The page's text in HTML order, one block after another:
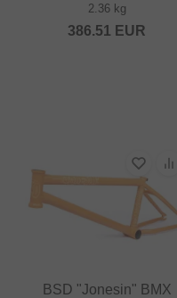
2.36 kg
386.51 EUR
BSD "Jonesin" BMX